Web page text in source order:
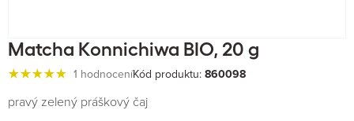
Matcha Konnichiwa BIO, 20 g
1 hodnoceníKód produktu: 860098
pravý zelený práškový čaj